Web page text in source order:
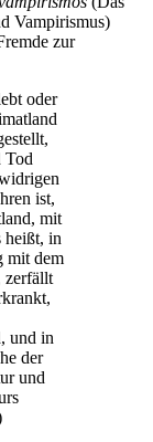
Vampirismus)
zur
oder
Tod
ist,
mit
heißt, in
mit dem
zerfällt
und in
der
und